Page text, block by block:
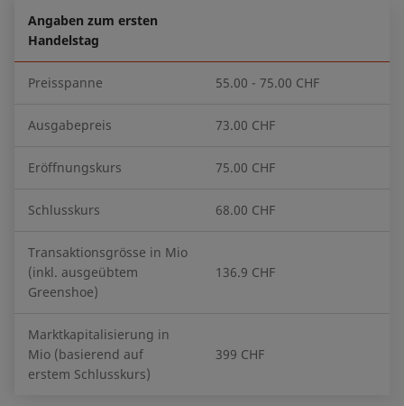
Angaben zum ersten
Handelstag
Preisspanne 55.00 - 75.00 CHF
Ausgabepreis 73.00 CHF
Eröffnungskurs 75.00 CHF
Schlusskurs 68.00 CHF
Transaktionsgrösse in Mio
(inkl. ausgeübtem
Greenshoe)
136.9 CHF
Marktkapitalisierung in
Mio (basierend auf
erstem Schlusskurs)
399 CHF